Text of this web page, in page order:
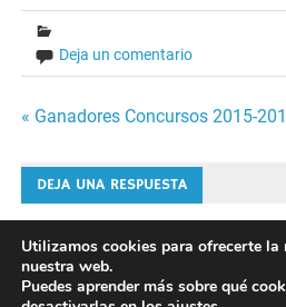
Deja un comentario
Navegación
de
entradas
« Ganadores Concursos 2015-
DEJA UNA RESPUESTA
Lo siento, debes estar conectado
comentario.
Utilizamos cookies para ofrecerte la
nuestra web.
Puedes aprender más sobre qué